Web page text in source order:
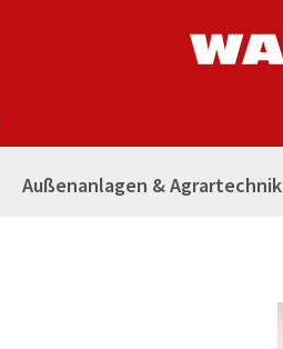
Außenanlagen & Agrartechnik